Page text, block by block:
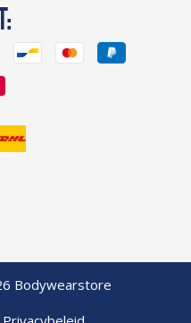
Bodywearstore